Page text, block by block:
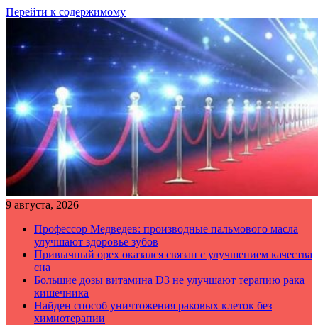
Перейти к содержимому
9 августа, 2026
Профессор Медведев: производные пальмового масла
улучшают здоровье зубов
Привычный орех оказался связан с улучшением качества
сна
Большие дозы витамина D3 не улучшают терапию рака
кишечника
Найден способ уничтожения раковых клеток без
химиотерапии